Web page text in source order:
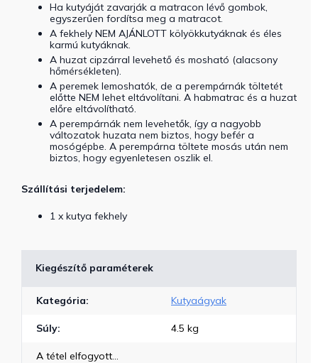
Ha kutyáját zavarják a matracon lévő gombok,
egyszerűen fordítsa meg a matracot.
A fekhely NEM AJÁNLOTT kölyökkutyáknak és éles
karmú kutyáknak.
A huzat cipzárral levehető és mosható (alacsony
hőmérsékleten).
A peremek lemoshatók, de a perempárnák töltetét
előtte NEM lehet eltávolítani. A habmatrac és a huzat
előre eltávolítható.
A perempárnák nem levehetők, így a nagyobb
változatok huzata nem biztos, hogy befér a
mosógépbe. A perempárna töltete mosás után nem
biztos, hogy egyenletesen oszlik el.
Szállítási terjedelem:
1 x kutya fekhely
Kiegészítő paraméterek
Kategória: Kutyaágyak
Súly: 4.5 kg
A tétel elfogyott…